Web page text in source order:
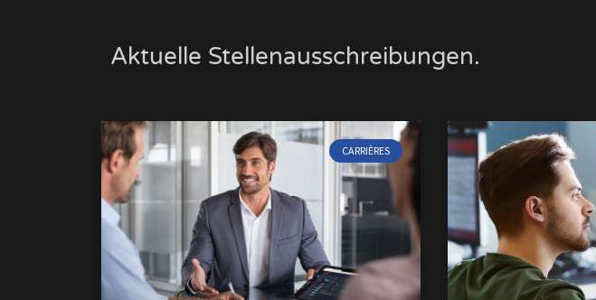
Aktuelle Stellenaus­schreibungen.
CARRIÈRES